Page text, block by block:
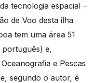
tecnologia espacial –
de Voo desta ilha
tem uma área 51
e,
e Pescas
segundo o autor, é